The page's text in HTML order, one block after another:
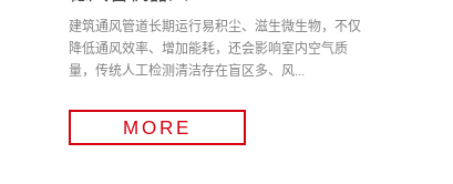
建筑通风管道长期运行易积尘、滋生微生物，不仅
降低通风效率、增加能耗，还会影响室内空气质
量，传统人工检测清洁存在盲区多、风...
MORE